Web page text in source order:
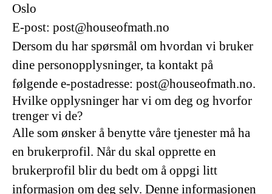
Oslo
E-post: post@houseofmath.no
Dersom du har spørsmål om hvordan vi bruker
dine personopplysninger, ta kontakt på
følgende e-postadresse: post@houseofmath.no.
Hvilke opplysninger har vi om deg og hvorfor
trenger vi de?
Alle som ønsker å benytte våre tjenester må ha
en brukerprofil. Når du skal opprette en
brukerprofil blir du bedt om å oppgi litt
informasjon om deg selv. Denne informasjonen